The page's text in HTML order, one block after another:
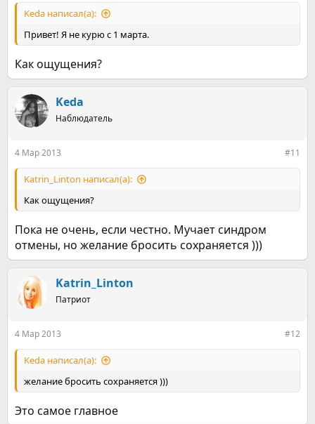
Keda написал(а):
Привет! Я не курю с 1 марта.
Как ощущения?
Keda
Наблюдатель
4 Мар 2013 #11
Katrin_Linton написал(а):
Как ощущения?
Пока не очень, если честно. Мучает синдром
отмены, но желание бросить сохраняется )))
Katrin_Linton
Патриот
4 Мар 2013 #12
Keda написал(а):
желание бросить сохраняется )))
Это самое главное